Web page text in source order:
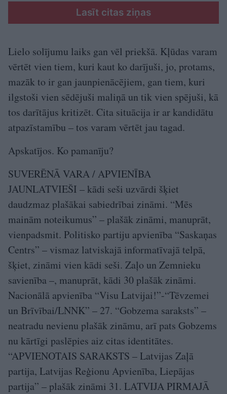
Lasīt citas ziņas
Lielo solījumu laiks gan vēl priekšā. Kļūdas varam
vērtēt vien tiem, kuri kaut ko darījuši, jo, protams,
mazāk to ir gan jaunpienācējiem, gan tiem, kuri
ilgstoši vien sēdējuši maliņā un tik vien spējuši, kā
tos darītājus kritizēt. Cita situācija ir ar kandidātu
atpazīstamību – tos varam vērtēt jau tagad.
Apskatījos. Ko pamanīju?
SUVERĒNĀ VARA / APVIENĪBA
JAUNLATVIEŠI – kādi seši uzvārdi šķiet
daudzmaz plašākai sabiedrībai zināmi. “Mēs
mainām noteikumus” – plašāk zināmi, manuprāt,
vienpadsmit. Politisko partiju apvienība “Saskaņas
Centrs” – vismaz latviskajā informatīvajā telpā,
šķiet, zināmi vien kādi seši. Zaļo un Zemnieku
savienība –, manuprāt, kādi 30 plašāk zināmi.
Nacionālā apvienība “Visu Latvijai!”-“Tēvzemei
un Brīvībai/LNNK” – 27. “Gobzema saraksts” –
neatradu nevienu plašāk zināmu, arī pats Gobzems
nu kārtīgi paslēpies aiz citas identitātes.
“APVIENOTAIS SARAKSTS – Latvijas Zaļā
partija, Latvijas Reģionu Apvienība, Liepājas
partija” – plašāk zināmi 31. LATVIJA PIRMAJĀ